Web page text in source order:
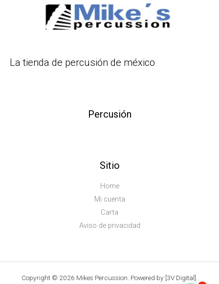
La tienda de percusión de méxico
Percusión
Sitio
Home
Mi cuenta
Carta
Aviso de privacidad
Copyright © 2026 Mikes Percussion. Powered by [3V Digital].